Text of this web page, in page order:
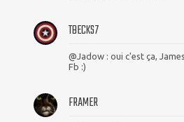
TBECKS7
@Jadow : oui c'est ça,
Fb :)
FRAMER